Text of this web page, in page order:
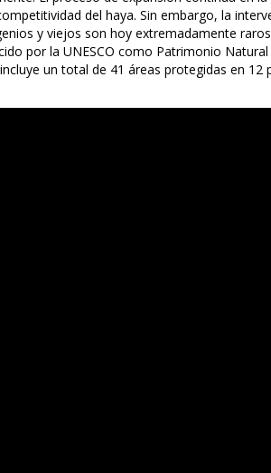
del haya. Sin embargo, la
y viejos son hoy extremadamente
por la UNESCO como Patrimonio Natural
un total de 41 áreas protegidas en 12